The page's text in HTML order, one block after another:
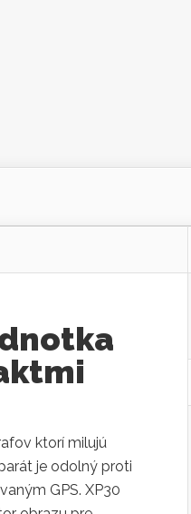
ktorí milujú
je odolný proti
GPS. XP30